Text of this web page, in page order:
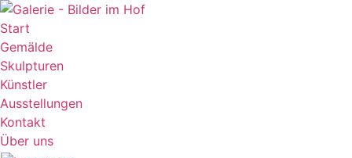
Start
Gemälde
Skulpturen
Künstler
Ausstellungen
Kontakt
Über uns